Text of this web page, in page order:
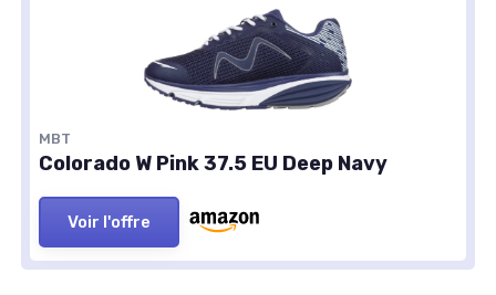
MBT
Colorado W Pink 37.5 EU Deep Navy
Voir l'offre